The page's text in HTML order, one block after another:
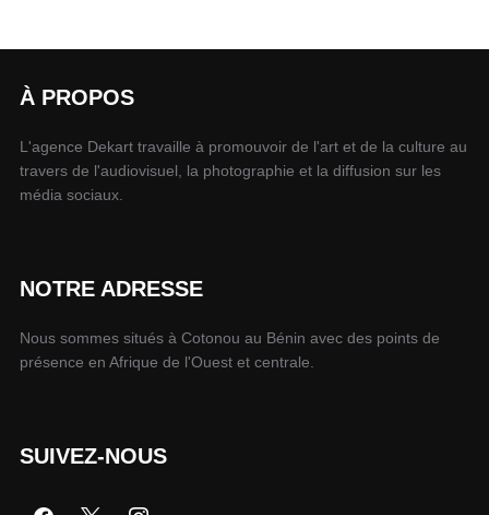
À PROPOS
L'agence Dekart travaille à promouvoir de l'art et de la culture au
travers de l'audiovisuel, la photographie et la diffusion sur les
média sociaux.
NOTRE ADRESSE
Nous sommes situés à Cotonou au Bénin avec des points de
présence en Afrique de l'Ouest et centrale.
SUIVEZ-NOUS